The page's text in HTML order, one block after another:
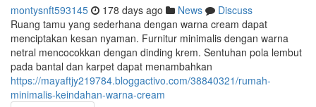
montysnft593145 178 days ago News
Discuss
Ruang tamu yang sederhana dengan warna cream dapat
menciptakan kesan nyaman. Furnitur minimalis dengan warna
netral mencocokkan dengan dinding krem. Sentuhan pola lembut
pada bantal dan karpet dapat menambahkan
https://mayaftjy219784.bloggactivo.com/38840321/rumah-
minimalis-keindahan-warna-cream